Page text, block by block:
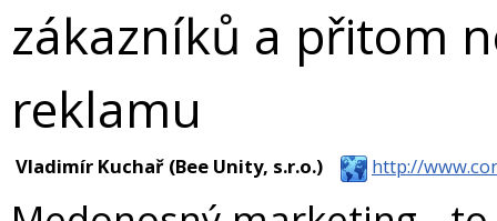
zákazníků a přitom
reklamu
Vladimír Kuchař (Bee Unity, s.r.o.) http://